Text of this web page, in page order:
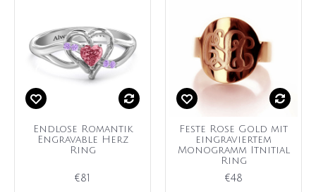
Endlose Romantik
Engravable Herz
Ring
€81
Feste Rose Gold mit
eingraviertem
Monogramm Itnitial
Ring
€48